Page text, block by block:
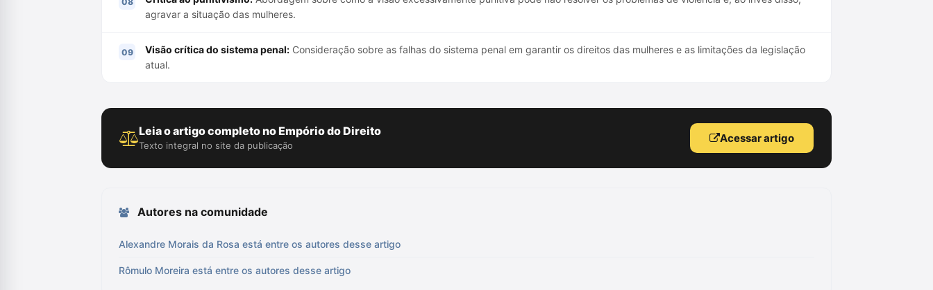
agravar a situação das mulheres.
Visão crítica do sistema penal: Consideração sobre as falhas do sistema penal em garantir os direitos das mulheres e as limitações da legislação
atual.
Leia o artigo completo no Empório do Direito
Texto integral no site da publicação
Acessar artigo
Autores na comunidade
Alexandre Morais da Rosa está entre os autores desse artigo
Rômulo Moreira está entre os autores desse artigo